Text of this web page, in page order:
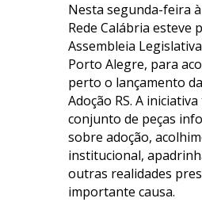
Nesta segunda-feira
Rede Calábria esteve
Assembleia
Porto Alegre, para
perto o lançamento
Adoção RS. A
conjunto de peças
sobre adoção,
institucional,
outras realidades
importante causa.